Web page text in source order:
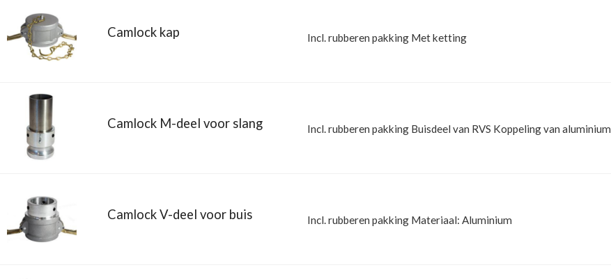
BUIZEN BOCHTEN FITTINGEN
Camlock kap Incl. rubberen pakking Met ketting
Camlock M-deel voor slang Incl. rubberen pakking Buisdeel van RVS Koppeling van aluminium
Camlock V-deel voor buis Incl. rubberen pakking Materiaal: Aluminium